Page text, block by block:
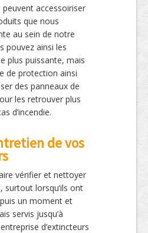
accessoiriser
que nous
au sein de notre
pouvez ainsi les
plus puissante, mais
de protection ainsi
des panneaux de
les retrouver plus
d’incendie.
de vos
vérifier et nettoyer
surtout lorsqu’ils ont
un moment et
servis jusqu’à
d’extincteurs